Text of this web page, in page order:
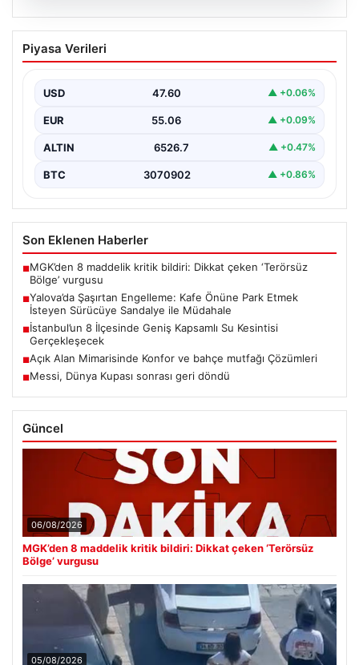
Yalova’da Şaşırtan Engelleme: Kafe
Önüne Park Etmek İsteyen Sürücüye
Yalova’da yaşanan sıra dışı bir olay, gündeme damgasını
Piyasa Verileri
USD 47.60 ▲ +0.06%
EUR 55.06 ▲ +0.09%
ALTIN 6526.7 ▲ +0.47%
BTC 3070902 ▲ +0.86%
Son Eklenen Haberler
■MGK’den 8 maddelik kritik bildiri: Dikkat çeken ‘Terörsüz
Bölge’ vurgusu
■Yalova’da Şaşırtan Engelleme: Kafe Önüne Park Etmek
İsteyen Sürücüye Sandalye ile Müdahale
■İstanbul’un 8 İlçesinde Geniş Kapsamlı Su Kesintisi
Gerçekleşecek
■Açık Alan Mimarisinde Konfor ve bahçe mutfağı Çözümleri
■Messi, Dünya Kupası sonrası geri döndü
Güncel
06/08/2026
MGK’den 8 maddelik kritik bildiri: Dikkat çeken ‘Terörsüz
Bölge’ vurgusu
05/08/2026